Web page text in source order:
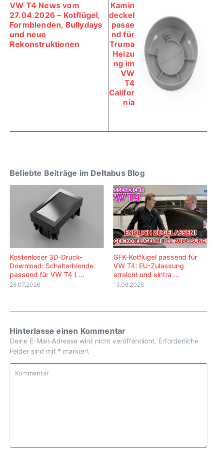
VW T4 News vom
27.04.2026 – Kotflügel,
Formblenden, Bullydays
und neue
Rekonstruktionen
Kamin
deckel
passe
nd für
Truma
Heizu
ng im
VW
T4
Califor
nia
Beliebte Beiträge im Deltabus Blog
Kostenloser 3D-Druck-
Download: Schalterblende
passend für VW T4 ( ...
28.07.2026
GFK-Kotflügel passend für
VW T4: EU-Zulassung
erreicht und eintra ...
16.06.2026
Hinterlasse einen Kommentar
Deine E-Mail-Adresse wird nicht veröffentlicht. Erforderliche
Felder sind mit * markiert